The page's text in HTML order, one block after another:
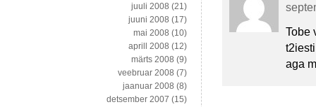
Tobe
aga
juuli 2008 (21)
juuni 2008 (17)
mai 2008 (10)
aprill 2008 (12)
märts 2008 (9)
veebruar 2008 (7)
jaanuar 2008 (8)
detsember 2007 (15)